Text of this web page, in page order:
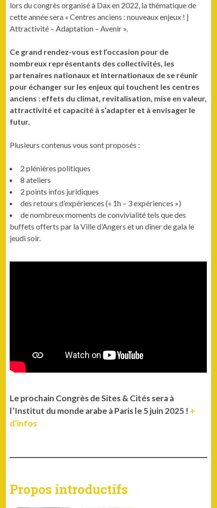
lors du congrès organisé à Dax en 2022, la thématique de
cette année sera « Centres anciens : nouveaux enjeux ! |
Attractivité – Adaptation – Avenir ».
Ce grand rendez-vous est l’occasion pour de
nombreux représentants des collectivités, les
partenaires nationaux et internationaux de se réunir
pour échanger sur les enjeux qui touchent les centres
anciens : effets du climat, revitalisation, mise en valeur,
attractivité et capacité à s’adapter et à envisager le
futur.
Plusieurs contenus vous sont proposés :
2 plénières politiques
8 ateliers
2 points infos juridiques
des retours d’expériences (« 1h – 3 expériences »)
de nombreux moments de convivialité tels que des
buffets offerts par la Ville d’Angers et un dîner de gala le
jeudi soir.
Le prochain Congrès de Sites & Cités sera à
l’Institut du monde arabe à Paris le 5 juin 2025 ! +
d’infos
Propos introductifs